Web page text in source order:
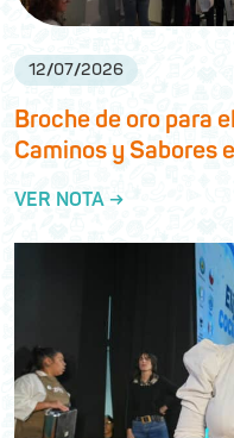
12/07/2026
Broche de oro para
Caminos y Sabores
VER NOTA →